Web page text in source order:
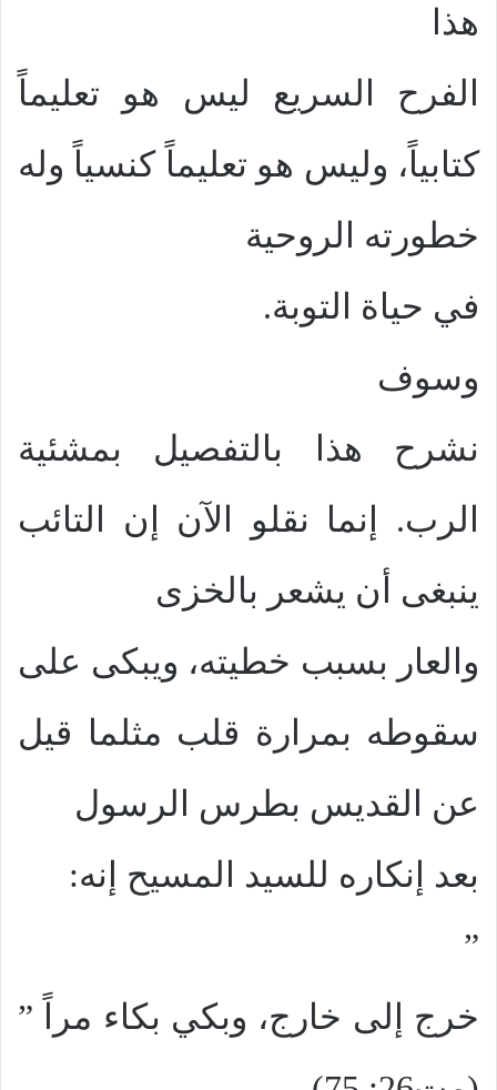
هذا
الفرح السريع ليس هو تعليماً
كتابياً، وليس هو تعليماً كنسياً وله
خطورته الروحية
في حياة التوبة.
وسوف
نشرح هذا بالتفصيل بمشئية
الرب. إنما نقلو الآن إن التائب
ينبغى أن يشعر بالخزى
والعار بسبب خطيته، ويبكى على
سقوطه بمرارة قلب مثلما قيل
عن القديس بطرس الرسول
بعد إنكاره للسيد المسيح إنه:
”
خرج إلى خارج، وبكي بكاء مراً ”